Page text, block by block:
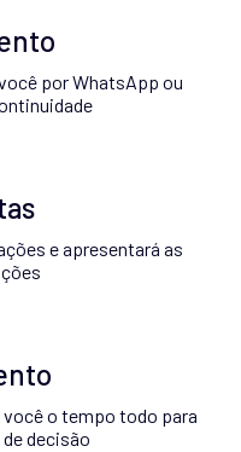
por WhatsApp ou
e apresentará as
o tempo todo para
decisão